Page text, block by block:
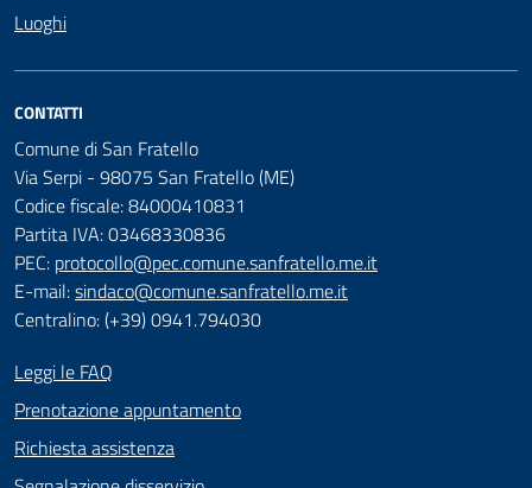
Luoghi
CONTATTI
Comune di San Fratello
Via Serpi - 98075 San Fratello (ME)
Codice fiscale: 84000410831
Partita IVA: 03468330836
PEC: protocollo@pec.comune.sanfratello.me.it
E-mail:sindaco@comune.sanfratello.me.it
Centralino: (+39) 0941.794030
Leggi le FAQ
Prenotazione appuntamento
Richiesta assistenza